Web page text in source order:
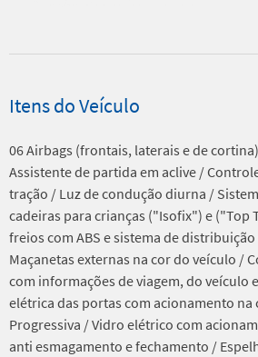
Itens do Veículo
06 Airbags (frontais, laterais e de
Assistente de partida em aclive /
tração / Luz de condução diurna /
cadeiras para crianças ("Isofix") e ("Top
freios com ABS e sistema de
Maçanetas externas na cor do veículo /
com informações de viagem, do veículo
elétrica das portas com acionamento na
Progressiva / Vidro elétrico com
anti esmagamento e fechamento /